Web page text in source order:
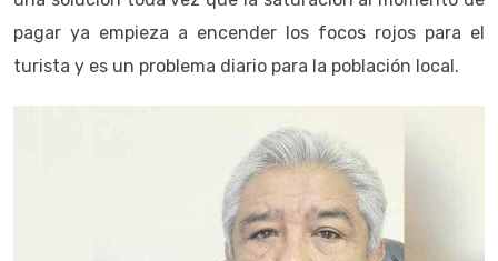
pagar ya empieza a encender los focos rojos para el
turista y es un problema diario para la población local.